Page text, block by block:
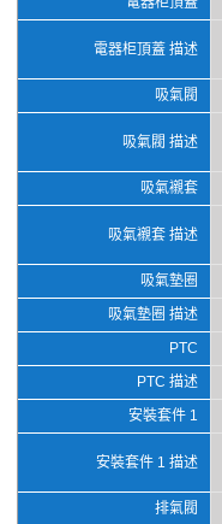
電器柜頂蓋 描述
吸氣閥
吸氣閥 描述
吸氣襯套
吸氣襯套 描述
吸氣墊圈
吸氣墊圈 描述
PTC
PTC 描述
安裝套件 1
安裝套件 1 描述
排氣閥